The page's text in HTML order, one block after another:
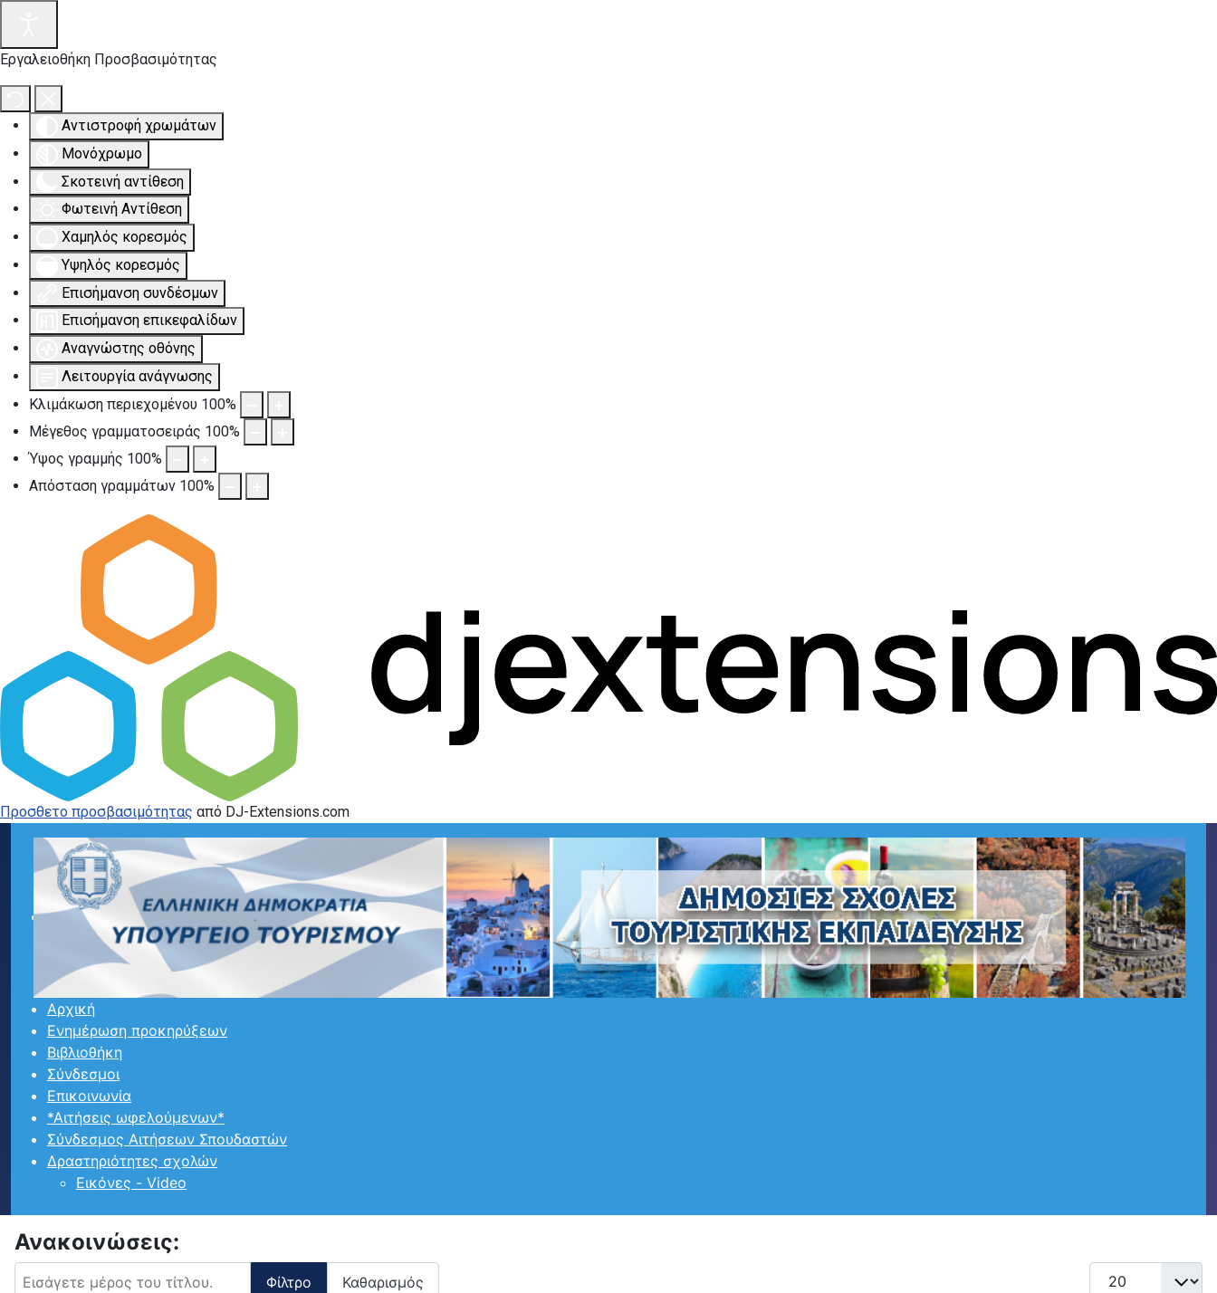
Εργαλειοθήκη Προσβασιμότητας
Αντιστροφή χρωμάτων
Μονόχρωμο
Σκοτεινή αντίθεση
Φωτεινή Αντίθεση
Χαμηλός κορεσμός
Υψηλός κορεσμός
Επισήμανση συνδέσμων
Επισήμανση επικεφαλίδων
Αναγνώστης οθόνης
Λειτουργία ανάγνωσης
Κλιμάκωση περιεχομένου 100%
Μέγεθος γραμματοσειράς 100%
Ύψος γραμμής 100%
Απόσταση γραμμάτων 100%
Προσθετο προσβασιμότητας από DJ-Extensions.com
Αρχική
Ενημέρωση προκηρύξεων
Βιβλιοθήκη
Σύνδεσμοι
Επικοινωνία
*Αιτήσεις ωφελούμενων*
Σύνδεσμος Αιτήσεων Σπουδαστών
Δραστηριότητες σχολών
Εικόνες - Video
Ανακοινώσεις:
Εισάγετε μέρος του τίτλου.
Φίλτρο Καθαρισμός
Εμφάνιση #